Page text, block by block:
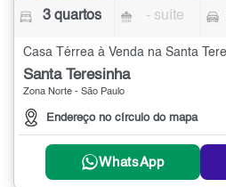
3 quartos - suíte
Santa Teresinha
Zona Norte - São Paulo
Endereço no círculo do mapa
WhatsApp